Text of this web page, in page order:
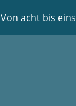
Von acht bis eins